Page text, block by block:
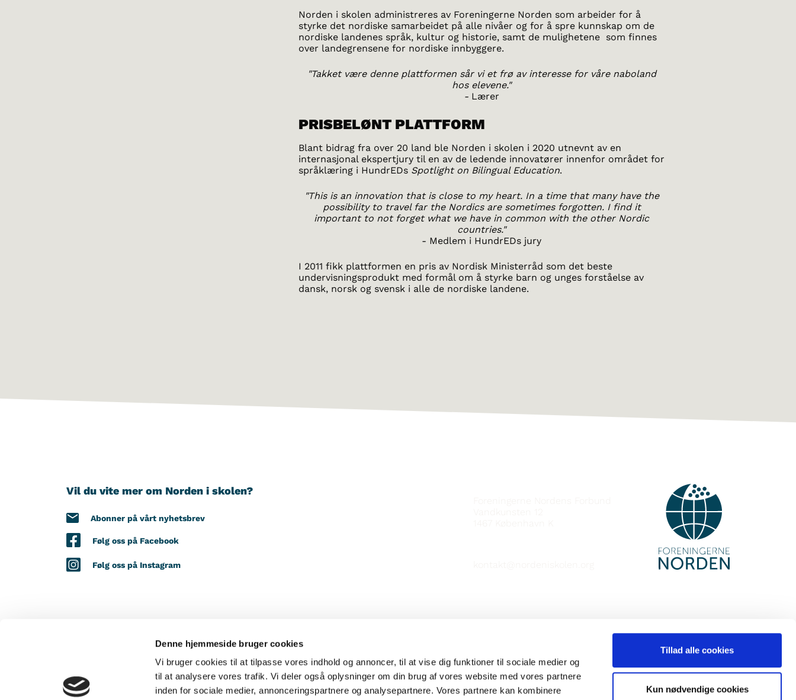
Denne hjemmeside bruger cookies
Vi bruger cookies til at tilpasse vores indhold og annoncer, til at vise dig funktioner til sociale medier og
til at analysere vores trafik. Vi deler også oplysninger om din brug af vores website med vores partnere
inden for sociale medier, annonceringspartnere og analysepartnere. Vores partnere kan kombinere
Tillad alle cookies
Kun nødvendige cookies
Norden i skolen administreres av Foreningerne Norden som arbeider for å
styrke det nordiske samarbeidet på alle nivåer og for å spre kunnskap om de
nordiske landenes språk, kultur og historie, samt de mulighetene som finnes
over landegrensene for nordiske innbyggere.
"Takket være denne plattformen sår vi et frø av interesse for våre naboland
hos elevene."
- Lærer
PRISBELØNT PLATTFORM
Blant bidrag fra over 20 land ble Norden i skolen i 2020 utnevnt av en
internasjonal ekspertjury til en av de ledende innovatører innenfor området for
språklæring i HundrEDs Spotlight on Bilingual Education.
"This is an innovation that is close to my heart. In a time that many have the
possibility to travel far the Nordics are sometimes forgotten. I find it
important to not forget what we have in common with the other Nordic
countries."
- Medlem i HundrEDs jury
I 2011 fikk plattformen en pris av Nordisk Ministerråd som det beste
undervisningsprodukt med formål om å styrke barn og unges forståelse av
dansk, norsk og svensk i alle de nordiske landene.
Vil du vite mer om Norden i skolen?
Abonner på vårt nyhetsbrev
Følg oss på Facebook
Følg oss på Instagram